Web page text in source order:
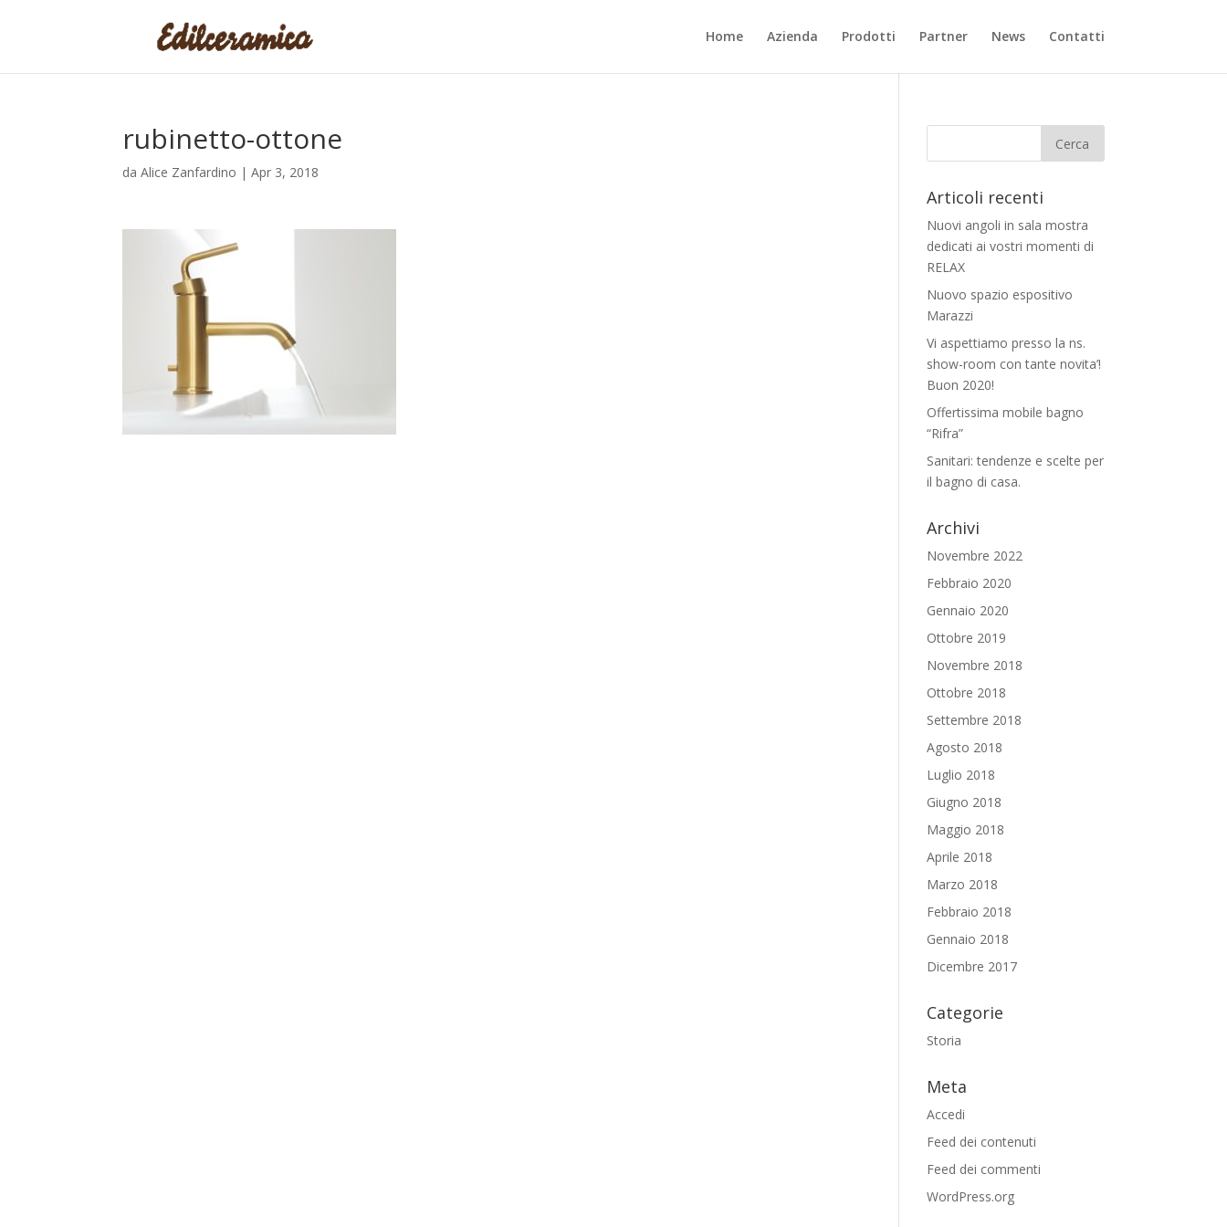
Home Azienda Prodotti Partner News Contatti
rubinetto-ottone
daAlice Zanfardino |Apr 3, 2018
Articoli recenti
Nuovi angoli in sala mostra
dedicati ai vostri momenti di
RELAX
Nuovo spazio espositivo
Marazzi
Vi aspettiamo presso la ns.
show-room con tante novita’!
Buon 2020!
Offertissima mobile bagno
“Rifra”
Sanitari: tendenze e scelte per
il bagno di casa.
Archivi
Novembre 2022
Febbraio 2020
Gennaio 2020
Ottobre 2019
Novembre 2018
Ottobre 2018
Settembre 2018
Agosto 2018
Luglio 2018
Giugno 2018
Maggio 2018
Aprile 2018
Marzo 2018
Febbraio 2018
Gennaio 2018
Dicembre 2017
Categorie
Storia
Meta
Accedi
Feed dei contenuti
Feed dei commenti
WordPress.org